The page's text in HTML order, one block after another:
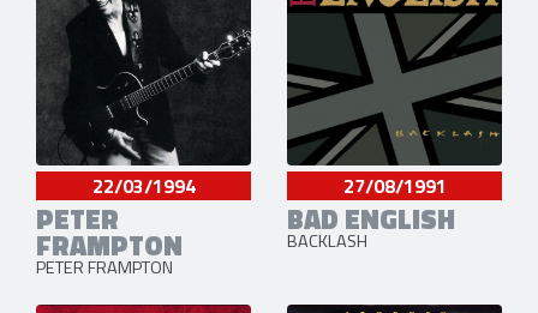
22/03/1994
PETER
FRAMPTON
PETER FRAMPTON
27/08/1991
BAD ENGLISH
BACKLASH